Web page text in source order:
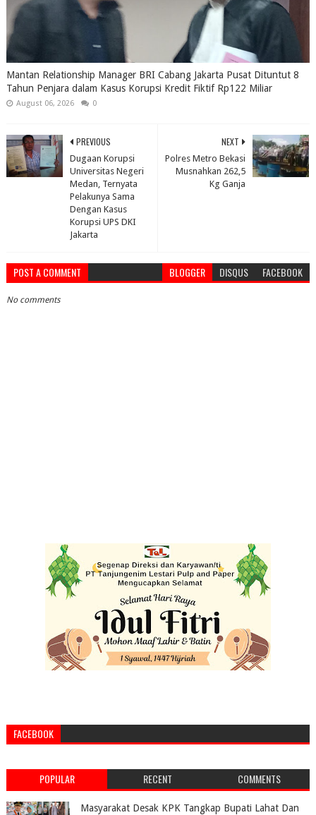
Mantan Relationship Manager BRI Cabang Jakarta Pusat Dituntut 8
Tahun Penjara dalam Kasus Korupsi Kredit Fiktif Rp122 Miliar
August 06, 2026 0
NEXT
Polres Metro Bekasi
Musnahkan 262,5
Kg Ganja
PREVIOUS
Dugaan Korupsi
Universitas Negeri
Medan, Ternyata
Pelakunya Sama
Dengan Kasus
Korupsi UPS DKI
Jakarta
POST A COMMENT BLOGGER DISQUS FACEBOOK
No comments
FACEBOOK
POPULAR RECENT COMMENTS
Masyarakat Desak KPK Tangkap Bupati Lahat Dan